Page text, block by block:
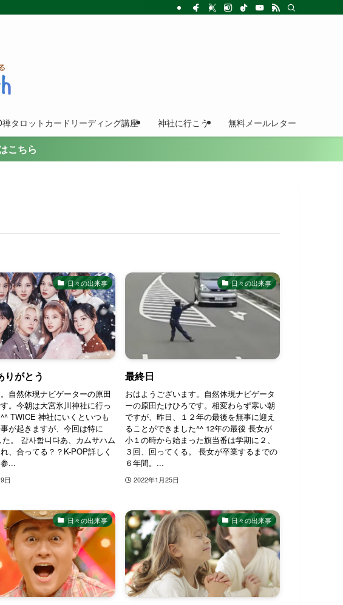
禅タロットカードリーディング講座 神社に行こう 無料メールレター
こちら
日々の出来事
りがとう
自然体現ナビゲーターの原田
。今朝は大宮氷川神社に行っ
TWICE 神社にいくといつも
が起きますが、今回は特に
。 감사합니다あ、カムサハム
、合ってる？？K-POP詳しく
...
日
日々の出来事
最終日
おはようございます。自然体現ナビゲータ
ーの原田たけひろです。相変わらず寒い朝
ですが、昨日、１２年の最後を無事に迎え
ることができました^^ 12年の最後 長女が
小１の時から始まった旗当番は学期に２、
３回、回ってくる。 長女が卒業するまでの
６年間。...
2022年1月25日
日々の出来事 日々の出来事